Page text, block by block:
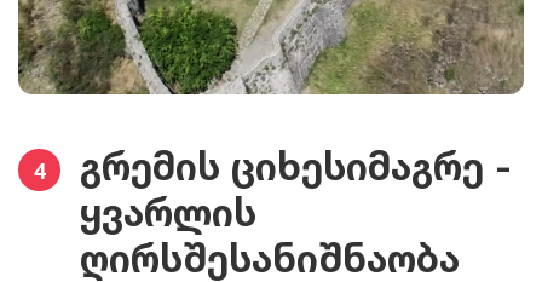
4
გრემის ციხესიმაგრე -
ყვარლის
ღირსშესანიშნაობა